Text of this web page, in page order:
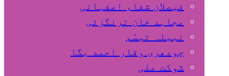
فیصلان شفاء اصفہانی
مجاہد خان ترنگزئی
نبیلہ تبسّم
چودھری وقار احمد بگا
شوکت علی